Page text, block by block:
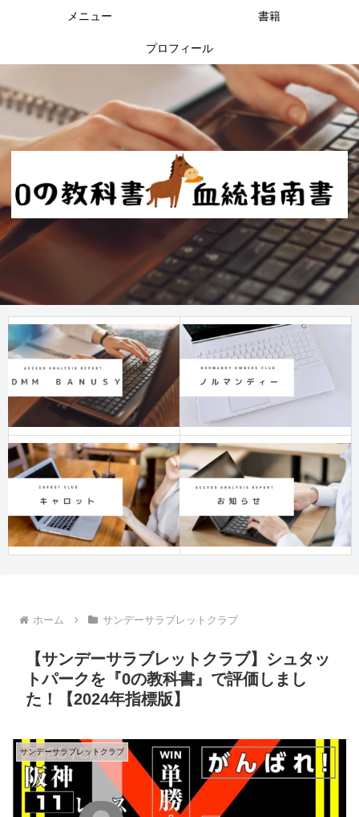
メニュー 書籍
プロフィール
ホーム サンデーサラブレットクラブ
【サンデーサラブレットクラブ】シュタッ
トパークを『0の教科書』で評価しまし
た！【2024年指標版】
サンデーサラブレットクラブ